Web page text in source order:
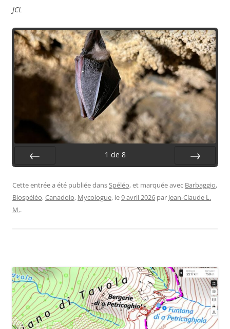
JCL
1 de 8
Cette entrée a été publiée dansSpéléo, et marquée avec Barbaggio,
Biospéléo,Canadolo, Mycologue, le9 avril 2026 par Jean-Claude L.
M..